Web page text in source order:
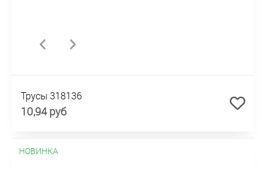
Трусы 318136
10,94 руб
НОВИНКА